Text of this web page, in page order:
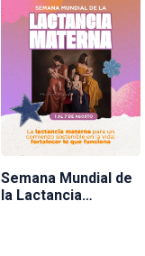
Semana Mundial de
la Lactancia